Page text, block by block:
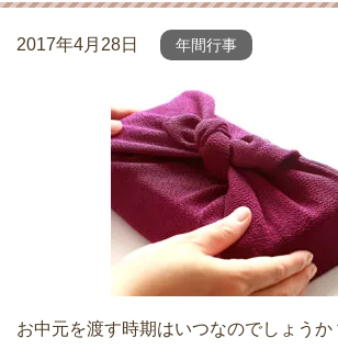
2017年4月28日 年間行事
お中元を渡す時期はいつなのでしょう